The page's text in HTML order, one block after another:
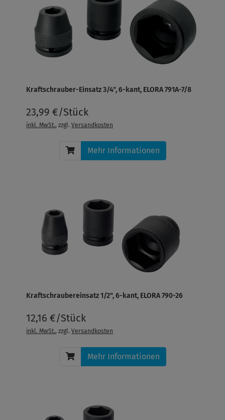
Kraftschrauber-Einsatz 3/4", 6-kant, ELORA 791A-7/8
23,99 €/Stück
inkl. MwSt., zzgl.Versandkosten
Mehr Informationen
Kraftschraubereinsatz 1/2", 6-kant, ELORA 790-26
12,16 €/Stück
inkl. MwSt., zzgl.Versandkosten
Mehr Informationen